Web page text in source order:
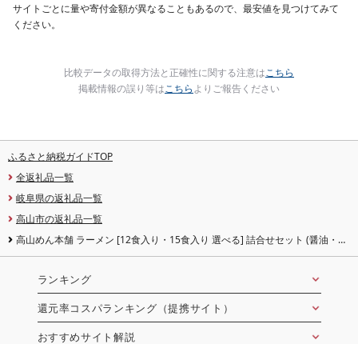
サイトごとに量や寄付金額が異なることもあるので、最安値を見つけてみて
ください。
比較データの取得方法と正確性に関する注意はこちら
掲載情報の誤り等はこちらよりご報告ください
ふるさと納税ガイドTOP
全返礼品一覧
岐阜県の返礼品一覧
高山市の返礼品一覧
高山めん本舗 ラーメン [12食入り・15食入り 選べる] 詰合せセット (醤油・み
ランキング
還元率コスパランキング（提携サイト）
おすすめサイト解説